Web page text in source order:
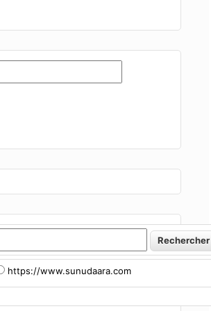
https://www.sunudaara.com